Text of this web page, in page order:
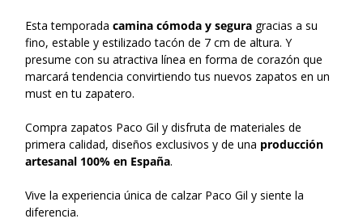
Esta temporadacamina cómoda y segura gracias a su
fino, estable y estilizado tacón de 7 cm de altura. Y
presume con su atractiva línea en forma de corazón que
marcará tendencia convirtiendo tus nuevos zapatos en un
must en tu zapatero.
Compra zapatos Paco Gil y disfruta de materiales de
primera calidad, diseños exclusivos y de una producción
artesanal 100% en España.
Vive la experiencia única de calzar Paco Gil y siente la
diferencia.